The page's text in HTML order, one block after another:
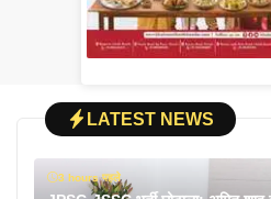
LATEST NEWS
3 hours पहले